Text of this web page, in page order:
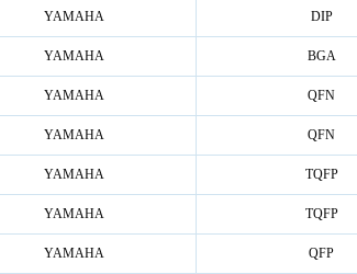
YAMAHA DIP
YAMAHA BGA
YAMAHA QFN
YAMAHA QFN
YAMAHA TQFP
YAMAHA TQFP
YAMAHA QFP